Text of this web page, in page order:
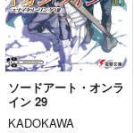
ソードアート・オンラ
イン 29
KADOKAWA